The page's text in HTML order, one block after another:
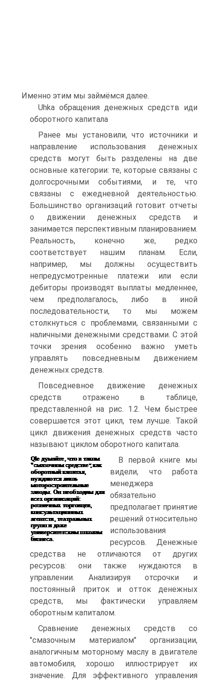
Именно этим мы займёмся далее.
Uhka обращения денежных средств иди
оборотного капитала
Ранее мы установили, что источники и
направление использования денежных
средств могут быть разделены на две
основные категории: те, которые связаны с
долгосрочными событиями, и те, что
связаны с ежедневной деятельностью.
Большинство организаций готовит отчеты
о движении денежных средств и
занимается перспективным планированием.
Реальность, конечно же, редко
соответствует нашим планам. Если,
например, мы должны осуществить
непредусмотренные платежи или если
дебиторы производят выплаты медленнее,
чем предполагалось, либо в иной
последовательности, то мы можем
столкнуться с проблемами, связанными с
наличными денежными средствами. C этой
точки зрения особенно важно уметь
управлять повседневным движением
денежных средств.
Повседневное движение денежных
средств отражено в таблице,
представленной на рис. 1.2. Чем быстрее
совершается этот цикл, тем лучше. Такой
цикл движения денежных средств часто
называют циклом оборотного капитала.
В первой книге мы
видели, что работа
менеджера
обязательно
предполагает принятие
решений относительно
использования
ресурсов. Денежные
средства не отличаются от других
ресурсов: они также нуждаются в
управлении. Анализируя отсрочки и
постоянный приток и отток денежных
средств, мы фактически управляем
оборотным капиталом.
Сравнение денежных средств со
"смазочным материалом" организации,
аналогичным моторному маслу в двигателе
автомобиля, хорошо иллюстрирует их
значение. Для эффективного управления